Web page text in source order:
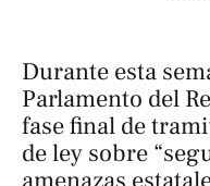
Durante esta
Parlamento del
fase final de
de ley sobre